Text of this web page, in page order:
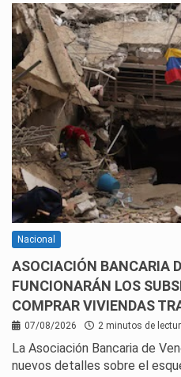
Nacional
ASOCIACIÓN BANCARIA
FUNCIONARÁN LOS
COMPRAR VIVIENDAS
07/08/2026 2 minutos de
La Asociación Bancaria de
nuevos detalles sobre el